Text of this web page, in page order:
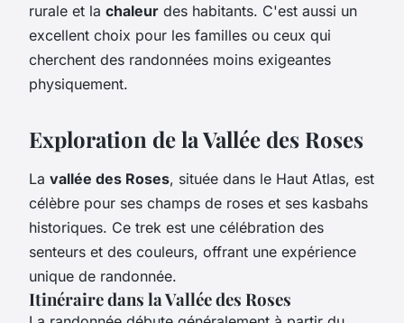
rurale et la chaleur des habitants. C'est aussi un
excellent choix pour les familles ou ceux qui
cherchent des randonnées moins exigeantes
physiquement.
Exploration de la Vallée des Roses
La vallée des Roses, située dans le Haut Atlas, est
célèbre pour ses champs de roses et ses kasbahs
historiques. Ce trek est une célébration des
senteurs et des couleurs, offrant une expérience
unique de randonnée.
Itinéraire dans la Vallée des Roses